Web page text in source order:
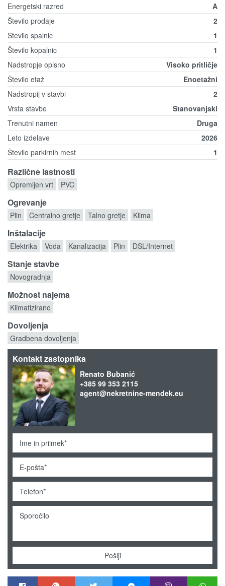
Energetski razred
A
Število prodaje
2
Število spalnic
1
Število kopalnic
1
Nadstropje opisno
Visoko pritličje
Število etaž
Enoetažni
Nadstropij v stavbi
2
Vrsta stavbe
Stanovanjski
Trenutni namen
Druga
Leto izdelave
2026
Število parkirnih mest
1
Različne lastnosti
Opremljen vrt PVC
Ogrevanje
Plin Centralno gretje Talno gretje Klima
Inštalacije
Elektrika Voda Kanalizacija Plin DSL/Internet
Stanje stavbe
Novogradnja
Možnost najema
Klimatizirano
Dovoljenja
Gradbena dovoljenja
Kontakt zastopnika
Renato Bubanić
+385 99 353 2115
agent@nekretnine-mendek.eu
Pošlji